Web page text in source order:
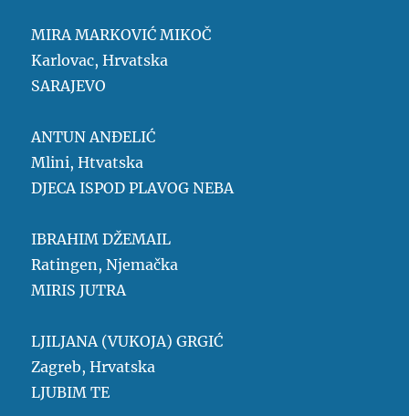
MIRA MARKOVIĆ MIKOČ
Karlovac, Hrvatska
SARAJEVO
ANTUN ANĐELIĆ
Mlini, Htvatska
DJECA ISPOD PLAVOG NEBA
IBRAHIM DŽEMAIL
Ratingen, Njemačka
MIRIS JUTRA
LJILJANA (VUKOJA) GRGIĆ
Zagreb, Hrvatska
LJUBIM TE